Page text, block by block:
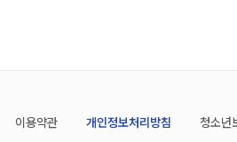
이용약관 개인정보처리방침 청소년